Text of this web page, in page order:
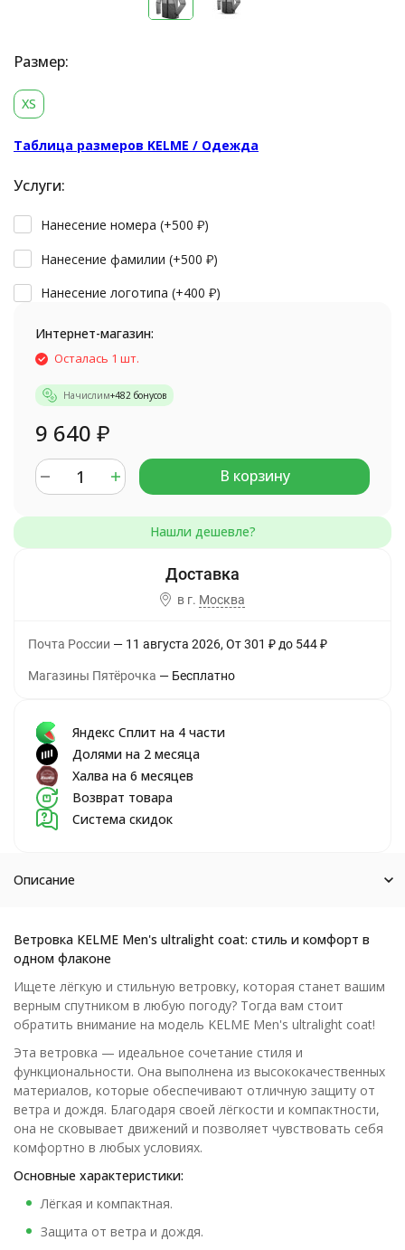
Размер:
XS
Таблица размеров KELME / Одежда
Услуги:
Нанесение номера (+500 ₽)
Нанесение фамилии (+500 ₽)
Нанесение логотипа (+400 ₽)
Интернет-магазин:
Осталась 1 шт.
Начислим+482 бонусов
9 640 ₽
В корзину
в г. Москва
Почта России 11 августа 2026 От 301 ₽до 544₽
Магазины Пятёрочка Бесплатно
Яндекс Сплит на 4 части
Долями на 2 месяца
Халва на 6 месяцев
Возврат товара
Система скидок
Описание
Ветровка KELME Men's ultralight coat: стиль и комфорт в
одном флаконе
Ищете лёгкую и стильную ветровку, которая станет вашим
верным спутником в любую погоду? Тогда вам стоит
обратить внимание на модель KELME Men's ultralight coat!
Эта ветровка — идеальное сочетание стиля и
функциональности. Она выполнена из высококачественных
материалов, которые обеспечивают отличную защиту от
ветра и дождя. Благодаря своей лёгкости и компактности,
она не сковывает движений и позволяет чувствовать себя
комфортно в любых условиях.
Основные характеристики:
Лёгкая и компактная.
Защита от ветра и дождя.